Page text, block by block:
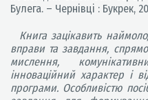
Булега. – Чернівці : Букрек,
Книга зацікавить
вправи та завдання,
мислення,
інноваційний характер і
програми. Особливістю